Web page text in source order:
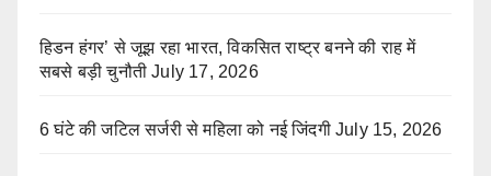
हिडन हंगर’ से जूझ रहा भारत, विकसित राष्ट्र बनने की राह में
सबसे बड़ी चुनौती July 17, 2026
6 घंटे की जटिल सर्जरी से महिला को नई जिंदगी July 15, 2026